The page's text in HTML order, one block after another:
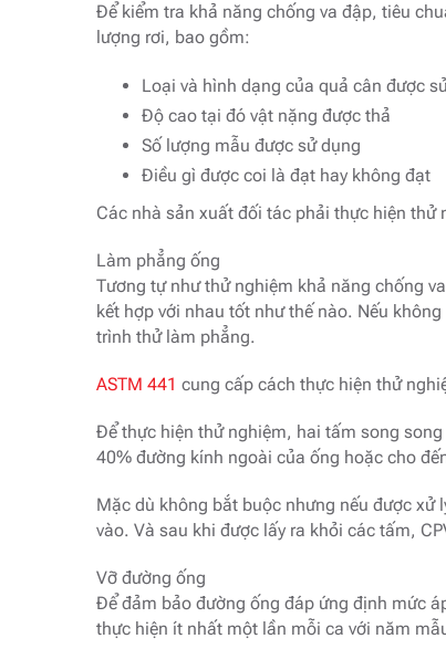
Để kiểm tra khả năng chống va đập, tiêu
lượng rơi, bao gồm:
Loại và hình dạng của quả cân được
Độ cao tại đó vật nặng được thả
Số lượng mẫu được sử dụng
Điều gì được coi là đạt hay không đạt
Các nhà sản xuất đối tác phải thực hiện
Làm phẳng ống
Tương tự như thử nghiệm khả năng chống
kết hợp với nhau tốt như thế nào. Nếu
trình thử làm phẳng.
ASTM 441 cung cấp cách thực hiện thử
Để thực hiện thử nghiệm, hai tấm song
40% đường kính ngoài của ống hoặc cho
Mặc dù không bắt buộc nhưng nếu được xử
vào. Và sau khi được lấy ra khỏi các tấm,
Vỡ đường ống
Để đảm bảo đường ống đáp ứng định mức
thực hiện ít nhất một lần mỗi ca với năm